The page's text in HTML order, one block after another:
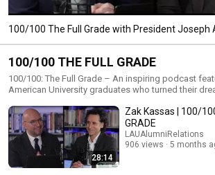
100/100 The Full Grade with President Joseph
100/100 THE FULL GRADE
100/100: The Full Grade – An inspiring podcast
American University graduates who turned their
Media House. +Naffas Jdeed and The Square
28:14
Zak Kassas | 100/100: THE FULL
GRADE
LAUAlumniRelations
906 views
5 months